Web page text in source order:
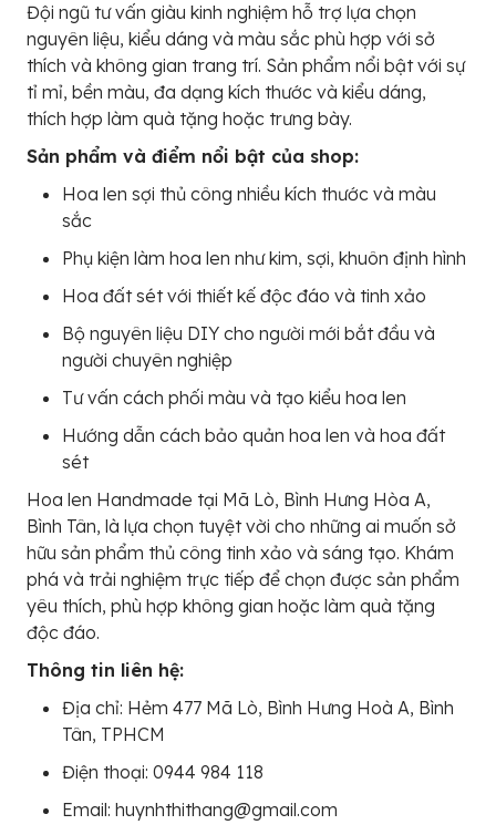
Đội ngũ tư vấn giàu kinh nghiệm hỗ trợ lựa chọn
nguyên liệu, kiểu dáng và màu sắc phù hợp với sở
thích và không gian trang trí. Sản phẩm nổi bật với sự
tỉ mỉ, bền màu, đa dạng kích thước và kiểu dáng,
thích hợp làm quà tặng hoặc trưng bày.
Sản phẩm và điểm nổi bật của shop:
Hoa len sợi thủ công nhiều kích thước và màu
sắc
Phụ kiện làm hoa len như kim, sợi, khuôn định hình
Hoa đất sét với thiết kế độc đáo và tinh xảo
Bộ nguyên liệu DIY cho người mới bắt đầu và
người chuyên nghiệp
Tư vấn cách phối màu và tạo kiểu hoa len
Hướng dẫn cách bảo quản hoa len và hoa đất
sét
Hoa len Handmade tại Mã Lò, Bình Hưng Hòa A,
Bình Tân, là lựa chọn tuyệt vời cho những ai muốn sở
hữu sản phẩm thủ công tinh xảo và sáng tạo. Khám
phá và trải nghiệm trực tiếp để chọn được sản phẩm
yêu thích, phù hợp không gian hoặc làm quà tặng
độc đáo.
Thông tin liên hệ:
Địa chỉ: Hẻm 477 Mã Lò, Bình Hưng Hoà A, Bình
Tân, TPHCM
Điện thoại: 0944 984 118
Email: huynhthithang@gmail.com